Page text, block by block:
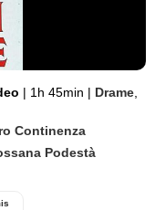
| 1h 45min | Drame
Continenza
Podestà